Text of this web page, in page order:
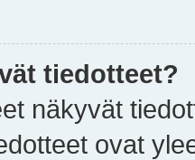
tiedotteet?
näkyvät
ovat